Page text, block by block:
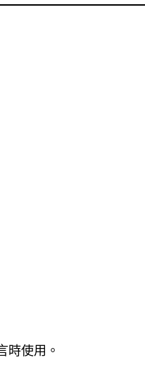
時使用。